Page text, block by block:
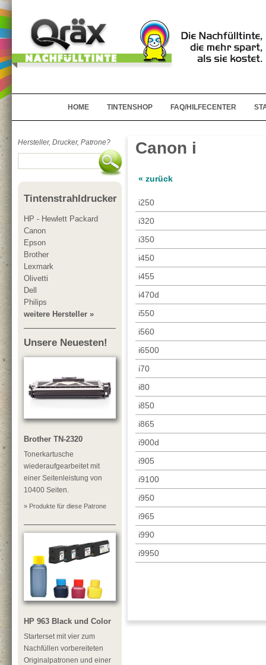
HOME TINTENSHOP FAQ/HILFECENTER
Hersteller, Drucker, Patrone?
Tintenstrahldrucker
HP - Hewlett Packard
Canon
Epson
Brother
Lexmark
Olivetti
Dell
Philips
weitere Hersteller »
Unsere Neuesten!
Brother TN-2320
Tonerkartusche
wiederaufgearbeitet mit
einer Seitenleistung von
10400 Seiten.
» Produkte für diese Patrone
HP 963 Black und Color
Starterset mit vier zum
Nachfüllen vorbereiteten
Originalpatronen und einer
Canon i
« zurück
i250
i320
i350
i450
i455
i470d
i550
i560
i6500
i70
i80
i850
i865
i900d
i905
i9100
i950
i965
i990
i9950